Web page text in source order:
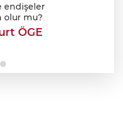
yıkım başladı: Yerine
endişeler
olur mu?
ÖGE